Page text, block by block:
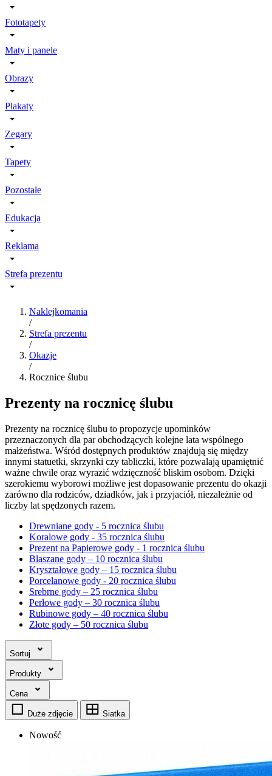
Fototapety
Maty i panele
Obrazy
Plakaty
Zegary
Tapety
Pozostałe
Edukacja
Reklama
Strefa prezentu
Naklejkomania
/
Strefa prezentu
/
Okazje
/
Rocznice ślubu
Prezenty na rocznicę ślubu
Prezenty na rocznicę ślubu to propozycje upominków
przeznaczonych dla par obchodzących kolejne lata wspólnego
małżeństwa. Wśród dostępnych produktów znajdują się między
innymi statuetki, skrzynki czy tabliczki, które pozwalają upamiętnić
ważne chwile oraz wyrazić wdzięczność bliskim osobom. Dzięki
szerokiemu wyborowi możliwe jest dopasowanie prezentu do okazji
zarówno dla rodziców, dziadków, jak i przyjaciół, niezależnie od
liczby lat spędzonych razem.
Drewniane gody - 5 rocznica ślubu
Koralowe gody - 35 rocznica ślubu
Prezent na Papierowe gody - 1 rocznica ślubu
Blaszane gody – 10 rocznica ślubu
Kryształowe gody – 15 rocznica ślubu
Porcelanowe gody - 20 rocznica ślubu
Srebrne gody – 25 rocznica ślubu
Perłowe gody – 30 rocznica ślubu
Rubinowe gody – 40 rocznica ślubu
Złote gody – 50 rocznica ślubu
Sortuj
Produkty
Cena
Duże zdjęcie Siatka
Nowość